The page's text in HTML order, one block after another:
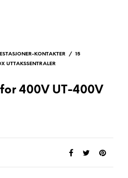
KONTAKTER /
15
UTTAKSSENTRALER
for 400V UT-400V